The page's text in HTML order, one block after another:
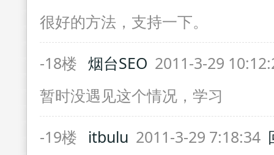
很好的方法，支持一下。
-18楼 烟台SEO 2011-3-29
暂时没遇见这个情况，学习
-19楼
itbulu 2011-3-29 7:18:34